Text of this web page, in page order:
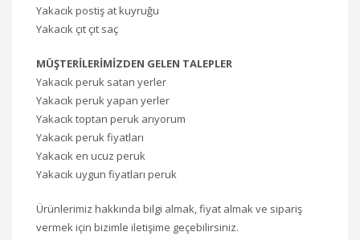
Yakacık postiş at kuyruğu
Yakacık çıt çıt saç
MÜŞTERİLERİMİZDEN GELEN TALEPLER
Yakacık peruk satan yerler
Yakacık peruk yapan yerler
Yakacık toptan peruk arıyorum
Yakacık peruk fiyatları
Yakacık en ucuz peruk
Yakacık uygun fiyatları peruk
Ürünlerimiz hakkında bilgi almak, fiyat almak ve sipariş
vermek için bizimle iletişime geçebilirsiniz.